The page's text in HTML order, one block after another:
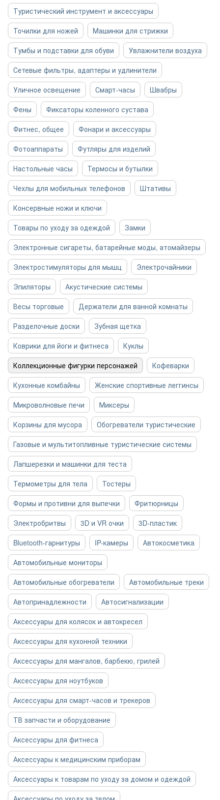
Туристический инструмент и аксессуары
Точилки для ножей
Машинки для стрижки
Тумбы и подставки для обуви
Увлажнители воздуха
Сетевые фильтры, адаптеры и удлинители
Уличное освещение
Смарт-часы
Швабры
Фены
Фиксаторы коленного сустава
Фитнес, общее
Фонари и аксессуары
Фотоаппараты
Футляры для изделий
Настольные часы
Термосы и бутылки
Чехлы для мобильных телефонов
Штативы
Консервные ножи и ключи
Товары по уходу за одеждой
Замки
Электронные сигареты, батарейные моды, атомайзеры
Электростимуляторы для мышц
Электрочайники
Эпиляторы
Акустические системы
Весы торговые
Держатели для ванной комнаты
Разделочные доски
Зубная щетка
Коврики для йоги и фитнеса
Куклы
Коллекционные фигурки персонажей
Кофеварки
Кухонные комбайны
Женские спортивные леггинсы
Микроволновые печи
Миксеры
Корзины для мусора
Обогреватели туристические
Газовые и мультитопливные туристические системы
Лапшерезки и машинки для теста
Термометры для тела
Тостеры
Формы и противни для выпечки
Фритюрницы
Электробритвы
3D и VR очки
3D-пластик
Bluetooth-гарнитуры
IP-камеры
Автокосметика
Автомобильные мониторы
Автомобильные обогреватели
Автомобильные треки
Автопринадлежности
Автосигнализации
Аксессуары для колясок и автокресел
Аксессуары для кухонной техники
Аксессуары для мангалов, барбекю, грилей
Аксессуары для ноутбуков
Аксессуары для смарт-часов и трекеров
ТВ запчасти и оборудование
Аксессуары для фитнеса
Аксессуары к медицинским приборам
Аксессуары к товарам по уходу за домом и одеждой